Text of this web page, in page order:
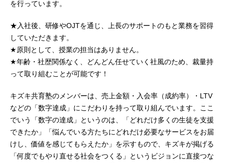
を行っています。
★入社後、研修やOJTを通じ、上長のサポートのもと業務を習得
していただきます。
★原則として、授業の担当はありません。
★年齢・社歴関係なく、どんどん任せていく社風のため、裁量持
って取り組むことが可能です！
キズキ共育塾のメンバーは、売上金額・入会率（成約率）・LTV
などの「数字達成」にこだわりを持って取り組んでいます。ここ
でいう「数字の達成」というのは、「どれだけ多くの生徒を支援
できたか」「悩んでいる方たちにどれだけ必要なサービスをお届
けし、価値を感じてもらえたか」を示すもので、キズキが掲げる
「何度でもやり直せる社会をつくる」というビジョンに直接つな